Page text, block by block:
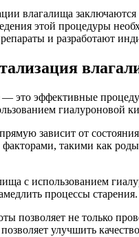
влагалища
этой процедуры
и разработают
это эффективные
гиалуроновой
зависит от
такими как
с использованием
процессы
позволяет не только
улучшить